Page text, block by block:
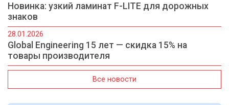
Новинка: узкий ламинат F-LITE для дорожных
знаков
28.01.2026
Global Engineering 15 лет — скидка 15% на
товары производителя
Все новости